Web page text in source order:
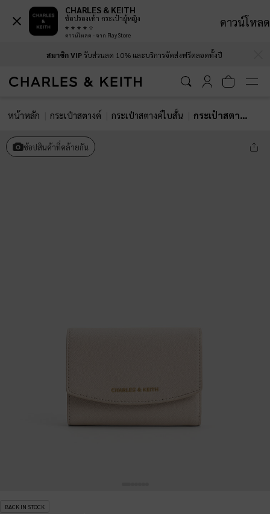
สมาชิก VIPรับส่วนลด 10% และบริการจัดส่งฟรีตลอดทั้งปี
หน้าหลัก กระเป๋าสตางค์ กระเป๋าสตางค์ใบสั้น กระเป๋าสตางค์ดีไซน์ที่ปิดด้านหน้าทรงโค้งรุ่น Briony
ช้อปสินค้าที่คล้ายกัน
BACK IN STOCK
CHARLES & KEITH
ช้อปรองเท้า กระเป๋าผู้หญิง
ดาวน์โหลด - จาก Play Store
ดาวน์โหลด